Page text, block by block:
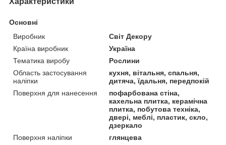
Основні
Виробник
Світ Декору
Країна виробник
Україна
Тематика виробу
Рослини
Область застосування
наліпки
кухня, вітальня, спальня,
дитяча, їдальня, передпокій
Поверхня для нанесення
пофарбована стіна,
кахельна плитка, керамічна
плитка, побутова техніка,
двері, меблі, пластик, скло,
дзеркало
Поверхня наліпки
глянцева